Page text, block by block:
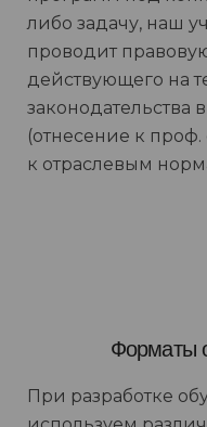
либо задачу, наш
проводит
действующего на
законодательства
(отнесение к проф.
к отраслевым
Форматы
При разработке